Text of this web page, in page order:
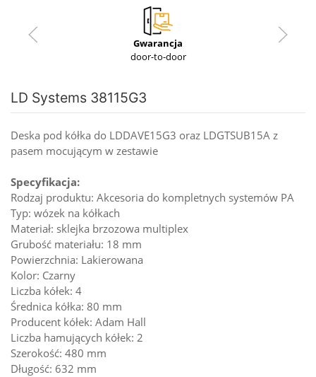
Gwarancja
door-to-door
LD Systems 38115G3
Deska pod kółka do LDDAVE15G3 oraz LDGTSUB15A z
pasem mocującym w zestawie
Specyfikacja:
Rodzaj produktu: Akcesoria do kompletnych systemów PA
Typ: wózek na kółkach
Materiał: sklejka brzozowa multiplex
Grubość materiału: 18 mm
Powierzchnia: Lakierowana
Kolor: Czarny
Liczba kółek: 4
Średnica kółka: 80 mm
Producent kółek: Adam Hall
Liczba hamujących kółek: 2
Szerokość: 480 mm
Długość: 632 mm